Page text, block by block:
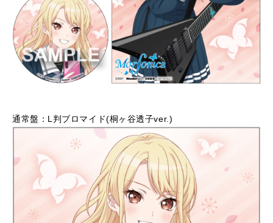
通常盤：L判ブロマイド(桐ヶ谷透子ver.)